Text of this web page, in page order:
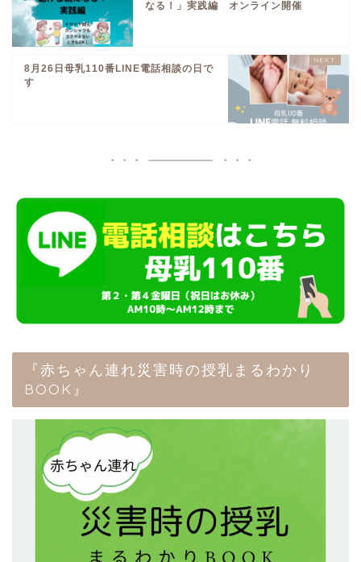
なる！」実践編 オンライン開催
8月26日母乳110番LINE電話相談の日で
す
『赤ちゃん連れ災害時の授乳まるわかり
BOOK』